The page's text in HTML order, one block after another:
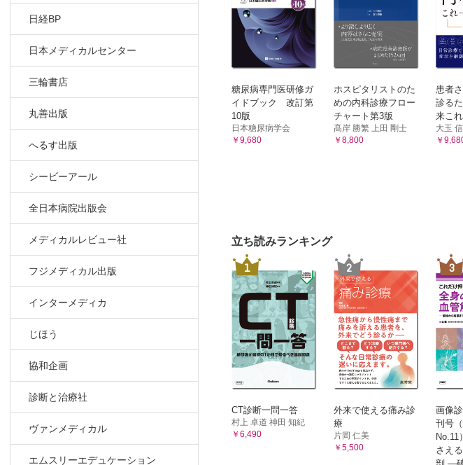
日経BP
日本メディカルセンター
三輪書店
丸善出版
へるす出版
シービーアール
全日本病院出版会
メディカルレビュー社
フジメディカル出版
インターメディカ
じほう
協和企画
診断と治療社
ヴァンメディカル
エムスリーエデュケーション
糖尿病専門医研修ガ
イドブック 改訂第
10版
日本糖尿病学会
￥9,680
ホスピタリストのた
めの内科診療フロー
チャート第3版
髙岸 勝繁 上田 剛士
￥8,800
患者
診る
来こ
大玉
￥
立ち読みランキング
1
CT診断一問一答
村上 卓道 神田 知紀
￥6,490
2
外来で使える痛み診
療
片岡 仁美
￥5,500
3
画像
刊号
No.11
さえ